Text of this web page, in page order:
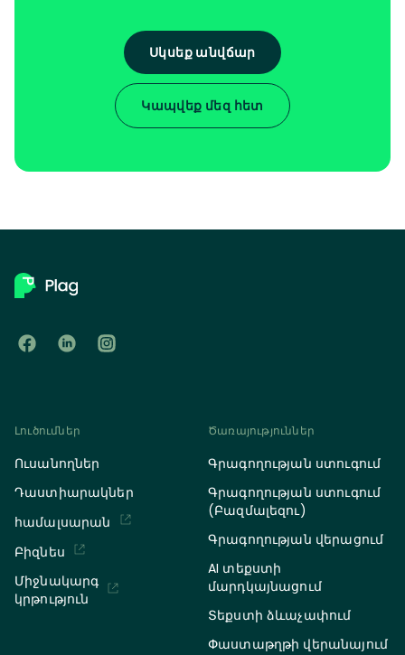
Սկսեք անվճար
Կապվեք մեզ հետ
Լուծումներ
Ուսանողներ
Դաստիարակներ
համալսարան
Բիզնես
Միջնակարգ
կրթություն
Ծառայություններ
Գրագողության ստուգում
Գրագողության ստուգում
(Բազմալեզու)
Գրագողության վերացում
AI տեքստի
մարդկայնացում
Տեքստի ձևաչափում
Փաստաթղթի վերանայում